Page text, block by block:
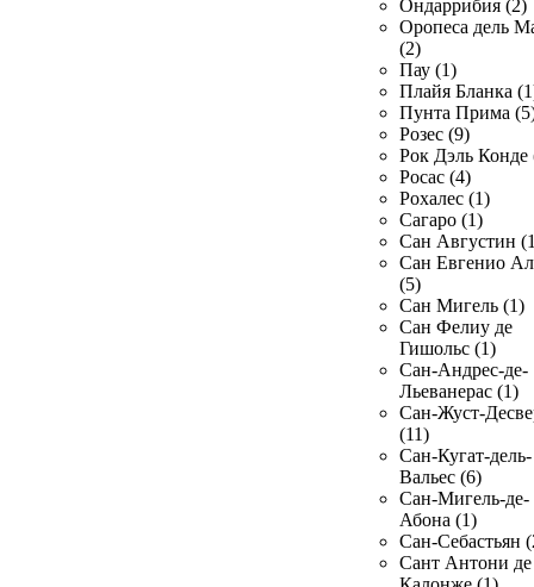
Ондаррибия (2)
Оропеса дель
(2)
Пау (1)
Плайя Бланка
Пунта Прима
Розес (9)
Рок Дэль Конде
Росас (4)
Рохалес (1)
Сагаро (1)
Сан Августин
Сан Евгенио
(5)
Сан Мигель (1)
Сан Фелиу де
Гишольс (1)
Сан-Андрес-де-
Льеванерас (1)
Сан-Жуст-
(11)
Сан-Кугат-дель-
Вальес (6)
Сан-Мигель-де-
Абона (1)
Сан-Себастьян
Сант Антони де